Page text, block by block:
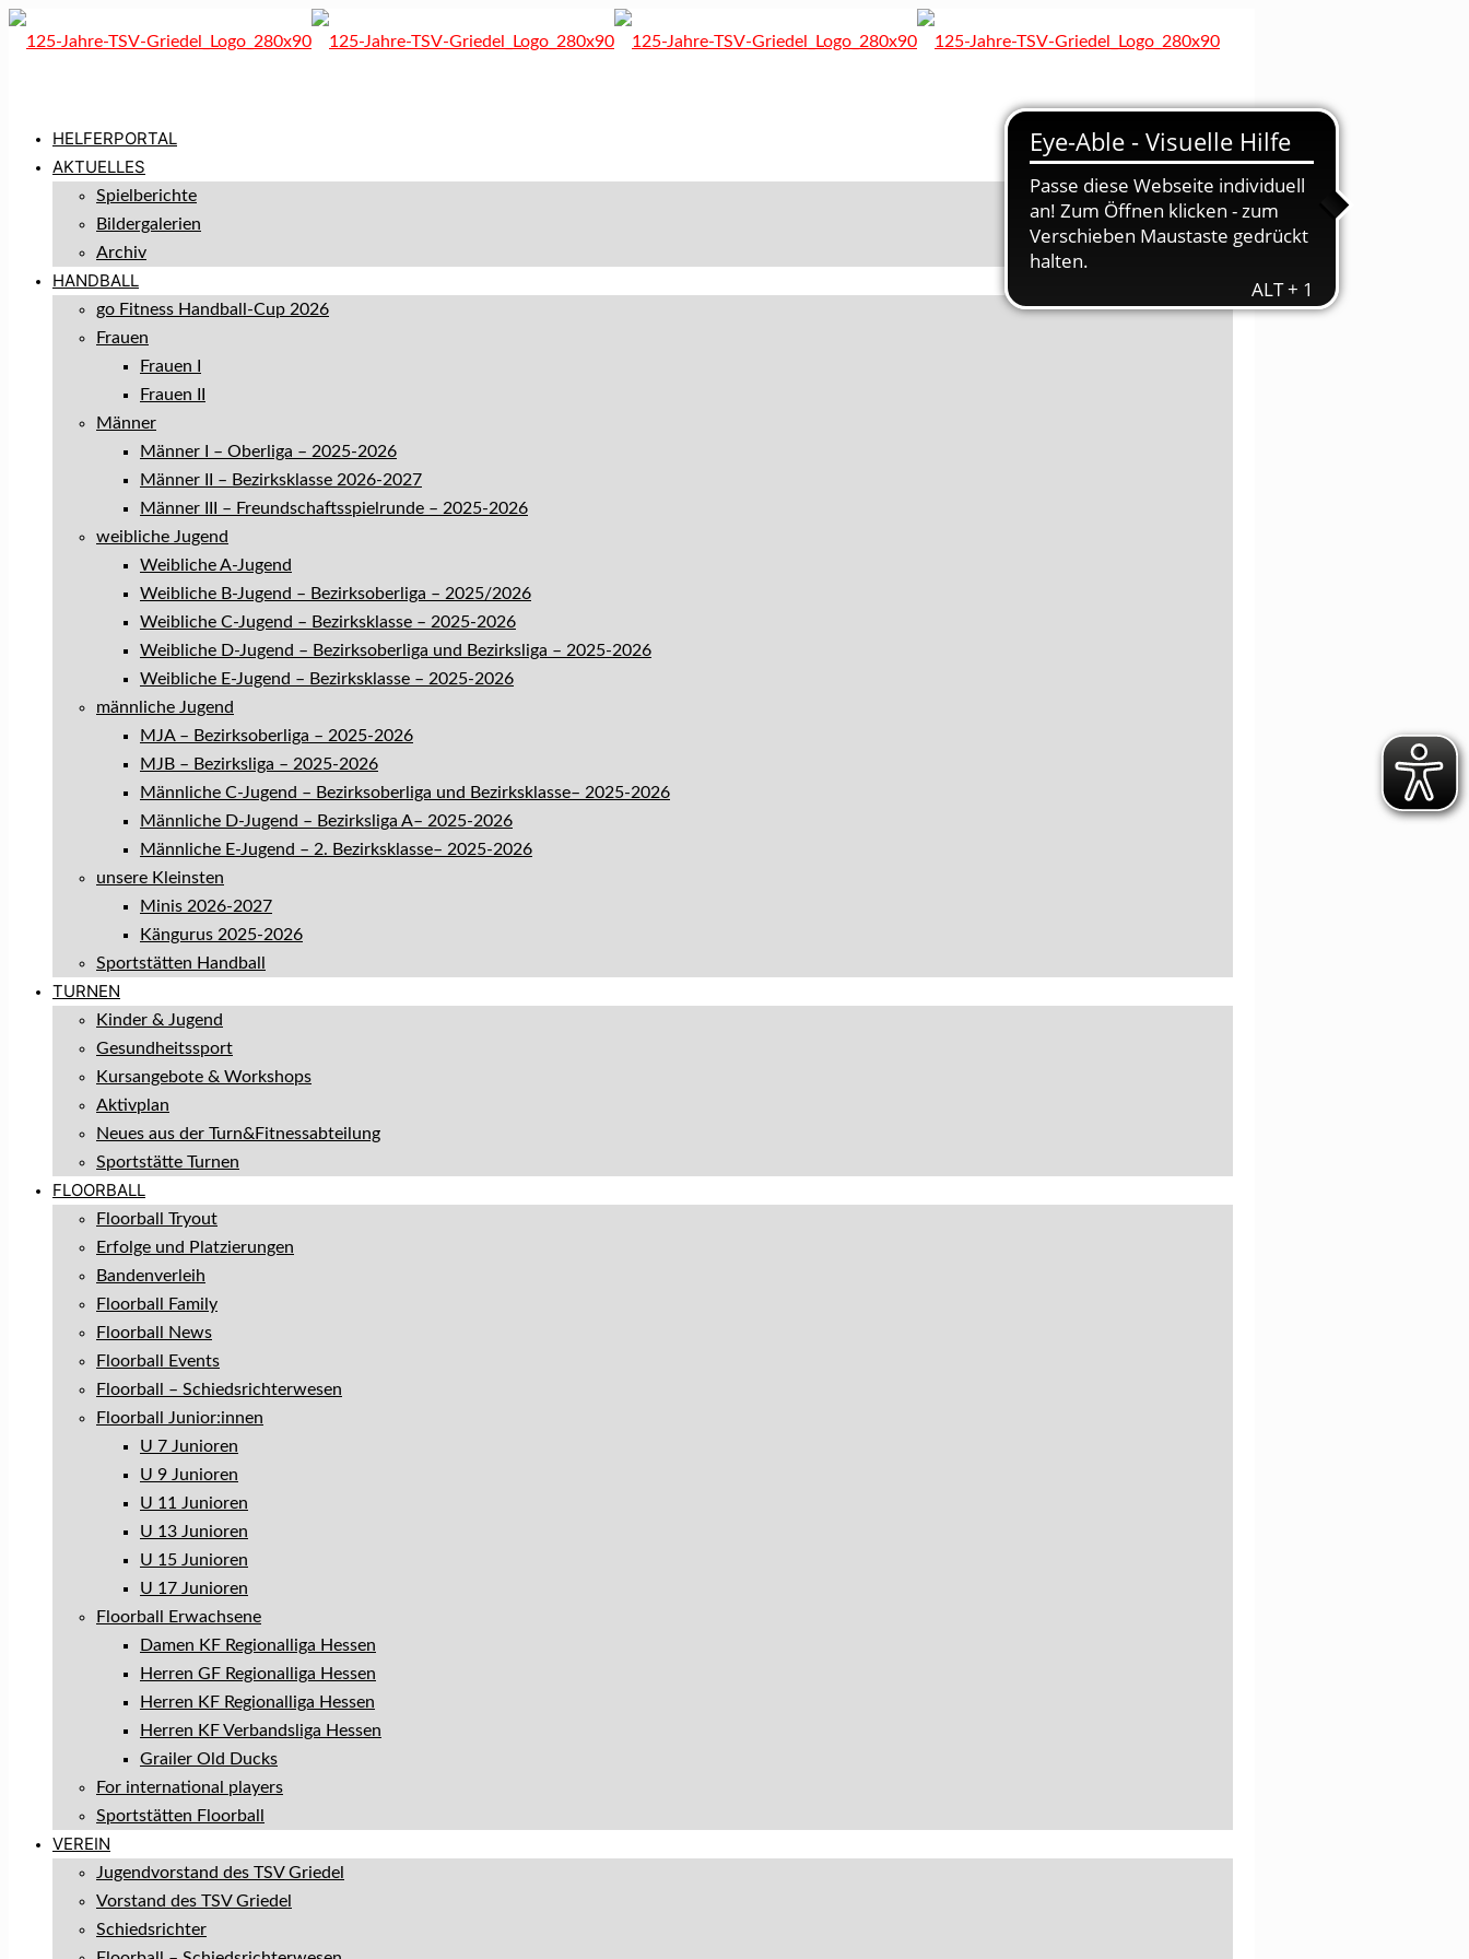
HELFERPORTAL
AKTUELLES
Spielberichte
Bildergalerien
Archiv
HANDBALL
go Fitness Handball-Cup 2026
Frauen
Frauen I
Frauen II
Männer
Männer I – Oberliga – 2025-2026
Männer II – Bezirksklasse 2026-2027
Männer III – Freundschaftsspielrunde – 2025-2026
weibliche Jugend
Weibliche A-Jugend
Weibliche B-Jugend – Bezirksoberliga – 2025/2026
Weibliche C-Jugend – Bezirksklasse – 2025-2026
Weibliche D-Jugend – Bezirksoberliga und Bezirksliga – 2025-2026
Weibliche E-Jugend – Bezirksklasse – 2025-2026
männliche Jugend
MJA – Bezirksoberliga – 2025-2026
MJB – Bezirksliga – 2025-2026
Männliche C-Jugend – Bezirksoberliga und Bezirksklasse– 2025-2026
Männliche D-Jugend – Bezirksliga A– 2025-2026
Männliche E-Jugend – 2. Bezirksklasse– 2025-2026
unsere Kleinsten
Minis 2026-2027
Kängurus 2025-2026
Sportstätten Handball
TURNEN
Kinder & Jugend
Gesundheitssport
Kursangebote & Workshops
Aktivplan
Neues aus der Turn&Fitnessabteilung
Sportstätte Turnen
FLOORBALL
Floorball Tryout
Erfolge und Platzierungen
Bandenverleih
Floorball Family
Floorball News
Floorball Events
Floorball – Schiedsrichterwesen
Floorball Junior:innen
U 7 Junioren
U 9 Junioren
U 11 Junioren
U 13 Junioren
U 15 Junioren
U 17 Junioren
Floorball Erwachsene
Damen KF Regionalliga Hessen
Herren GF Regionalliga Hessen
Herren KF Regionalliga Hessen
Herren KF Verbandsliga Hessen
Grailer Old Ducks
For international players
Sportstätten Floorball
VEREIN
Jugendvorstand des TSV Griedel
Vorstand des TSV Griedel
Schiedsrichter